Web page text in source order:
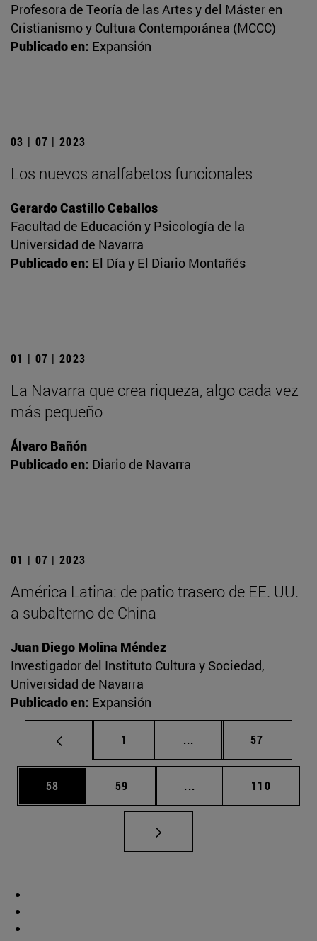
Profesora de Teoría de las Artes y del Máster en
Cristianismo y Cultura Contemporánea (MCCC)
Publicado en: Expansión
03 | 07 | 2023
Los nuevos analfabetos funcionales
Gerardo Castillo Ceballos
Facultad de Educación y Psicología de la
Universidad de Navarra
Publicado en: El Día y El Diario Montañés
01 | 07 | 2023
La Navarra que crea riqueza, algo cada vez
más pequeño
Álvaro Bañón
Publicado en: Diario de Navarra
01 | 07 | 2023
América Latina: de patio trasero de EE. UU.
a subalterno de China
Juan Diego Molina Méndez
Investigador del Instituto Cultura y Sociedad,
Universidad de Navarra
Publicado en: Expansión
Página
1 ... Páginas intermedias
Página
57
Página
58 Página
59 ... Páginas intermedias
Página
110